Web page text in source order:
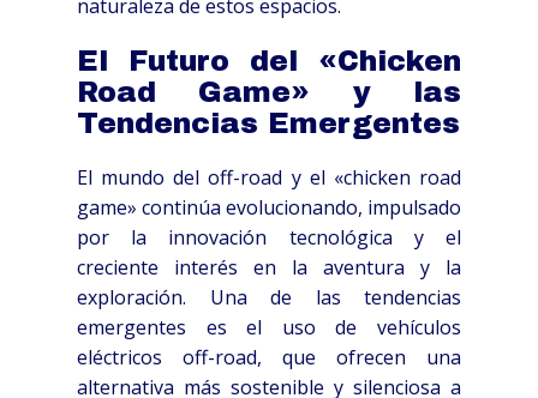
naturaleza de estos espacios.
El Futuro del «Chicken
Road Game» y las
Tendencias Emergentes
El mundo del off-road y el «chicken road
game» continúa evolucionando, impulsado
por la innovación tecnológica y el
creciente interés en la aventura y la
exploración. Una de las tendencias
emergentes es el uso de vehículos
eléctricos off-road, que ofrecen una
alternativa más sostenible y silenciosa a